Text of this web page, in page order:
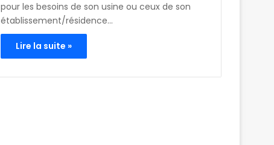
pour les besoins de son usine ou ceux de son
établissement/résidence…
Lire la suite »